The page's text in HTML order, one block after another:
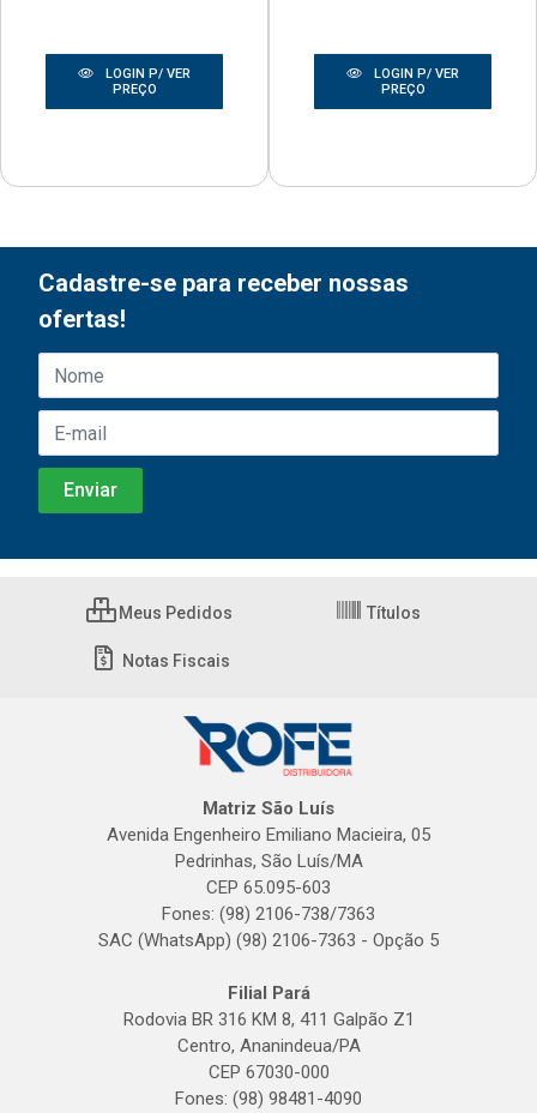
LOGIN P/ VER
PREÇO
LOGIN P/ VER
PREÇO
Cadastre-se para receber nossas
ofertas!
Meus Pedidos Títulos
Notas Fiscais
Matriz São Luís
Avenida Engenheiro Emiliano Macieira, 05
Pedrinhas, São Luís/MA
CEP 65.095-603
Fones: (98) 2106-738/7363
SAC (WhatsApp) (98) 2106-7363 - Opção 5
Filial Pará
Rodovia BR 316 KM 8, 411 Galpão Z1
Centro, Ananindeua/PA
CEP 67030-000
Fones: (98) 98481-4090